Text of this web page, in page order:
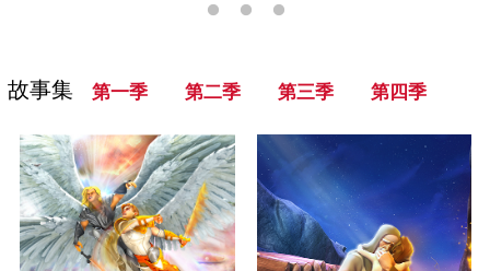
故事集 第一季 第二季 第三季 第四季